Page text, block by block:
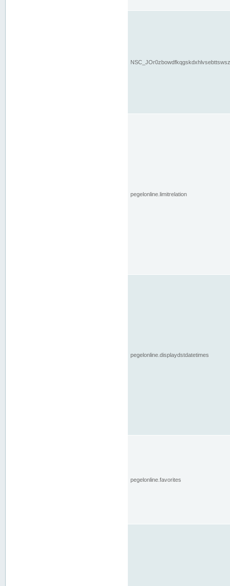
pegelonline.limitrelation
pegelonline.displaydstdatetimes
pegelonline.favorites